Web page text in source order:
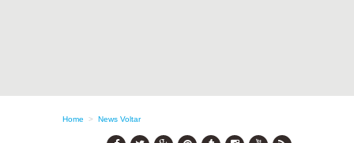
Home > News Voltar